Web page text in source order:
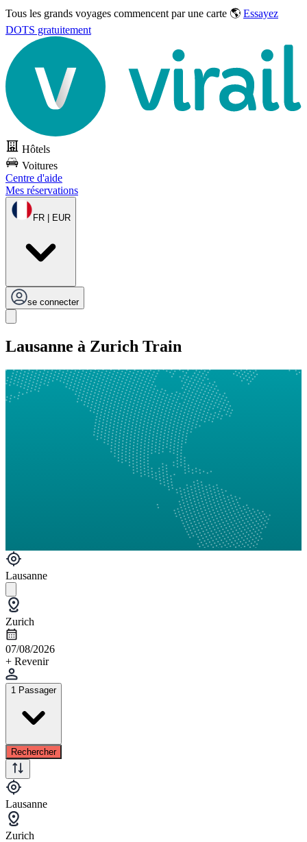
Tous les grands voyages commencent par une carte 🌎 Essayez
DOTS gratuitement
Hôtels
Voitures
Centre d'aide
Mes réservations
FR | EUR
se connecter
Lausanne à Zurich Train
Lausanne
Zurich
07/08/2026
+ Revenir
1 Passager
Rechercher
Lausanne
Zurich